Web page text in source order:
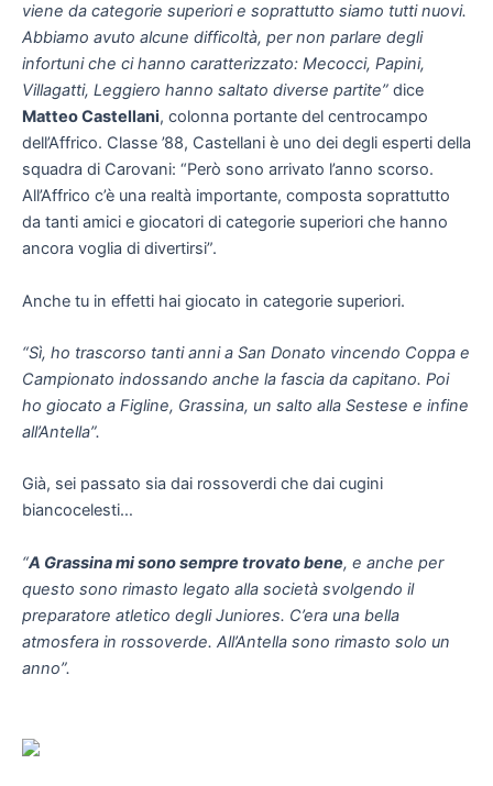
viene da categorie superiori e soprattutto siamo tutti nuovi.
Abbiamo avuto alcune difficoltà, per non parlare degli
infortuni che ci hanno caratterizzato: Mecocci, Papini,
Villagatti, Leggiero hanno saltato diverse partite” dice
Matteo Castellani, colonna portante del centrocampo
dell’Affrico. Classe ’88, Castellani è uno dei degli esperti della
squadra di Carovani: “Però sono arrivato l’anno scorso.
All’Affrico c’è una realtà importante, composta soprattutto
da tanti amici e giocatori di categorie superiori che hanno
ancora voglia di divertirsi”.
Anche tu in effetti hai giocato in categorie superiori.
“Sì, ho trascorso tanti anni a San Donato vincendo Coppa e
Campionato indossando anche la fascia da capitano. Poi
ho giocato a Figline, Grassina, un salto alla Sestese e infine
all’Antella”.
Già, sei passato sia dai rossoverdi che dai cugini
biancocelesti…
“A Grassina mi sono sempre trovato bene, e anche per
questo sono rimasto legato alla società svolgendo il
preparatore atletico degli Juniores. C’era una bella
atmosfera in rossoverde. All’Antella sono rimasto solo un
anno”.